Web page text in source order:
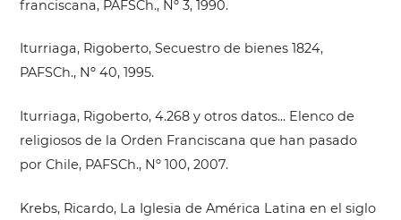
franciscana, PAFSCh., Nº 3, 1990.
Iturriaga, Rigoberto, Secuestro de bienes 1824,
PAFSCh., Nº 40, 1995.
Iturriaga, Rigoberto, 4.268 y otros datos... Elenco de
religiosos de la Orden Franciscana que han pasado
por Chile, PAFSCh., Nº 100, 2007.
Krebs, Ricardo, La Iglesia de América Latina en el siglo